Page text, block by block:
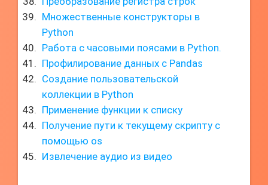
Множественные конструкторы в
Python
Работа с часовыми поясами в Python.
Профилирование данных с Pandas
Создание пользовательской
коллекции в Python
Применение функции к списку
Получение пути к текущему скрипту с
помощью os
Извлечение аудио из видео